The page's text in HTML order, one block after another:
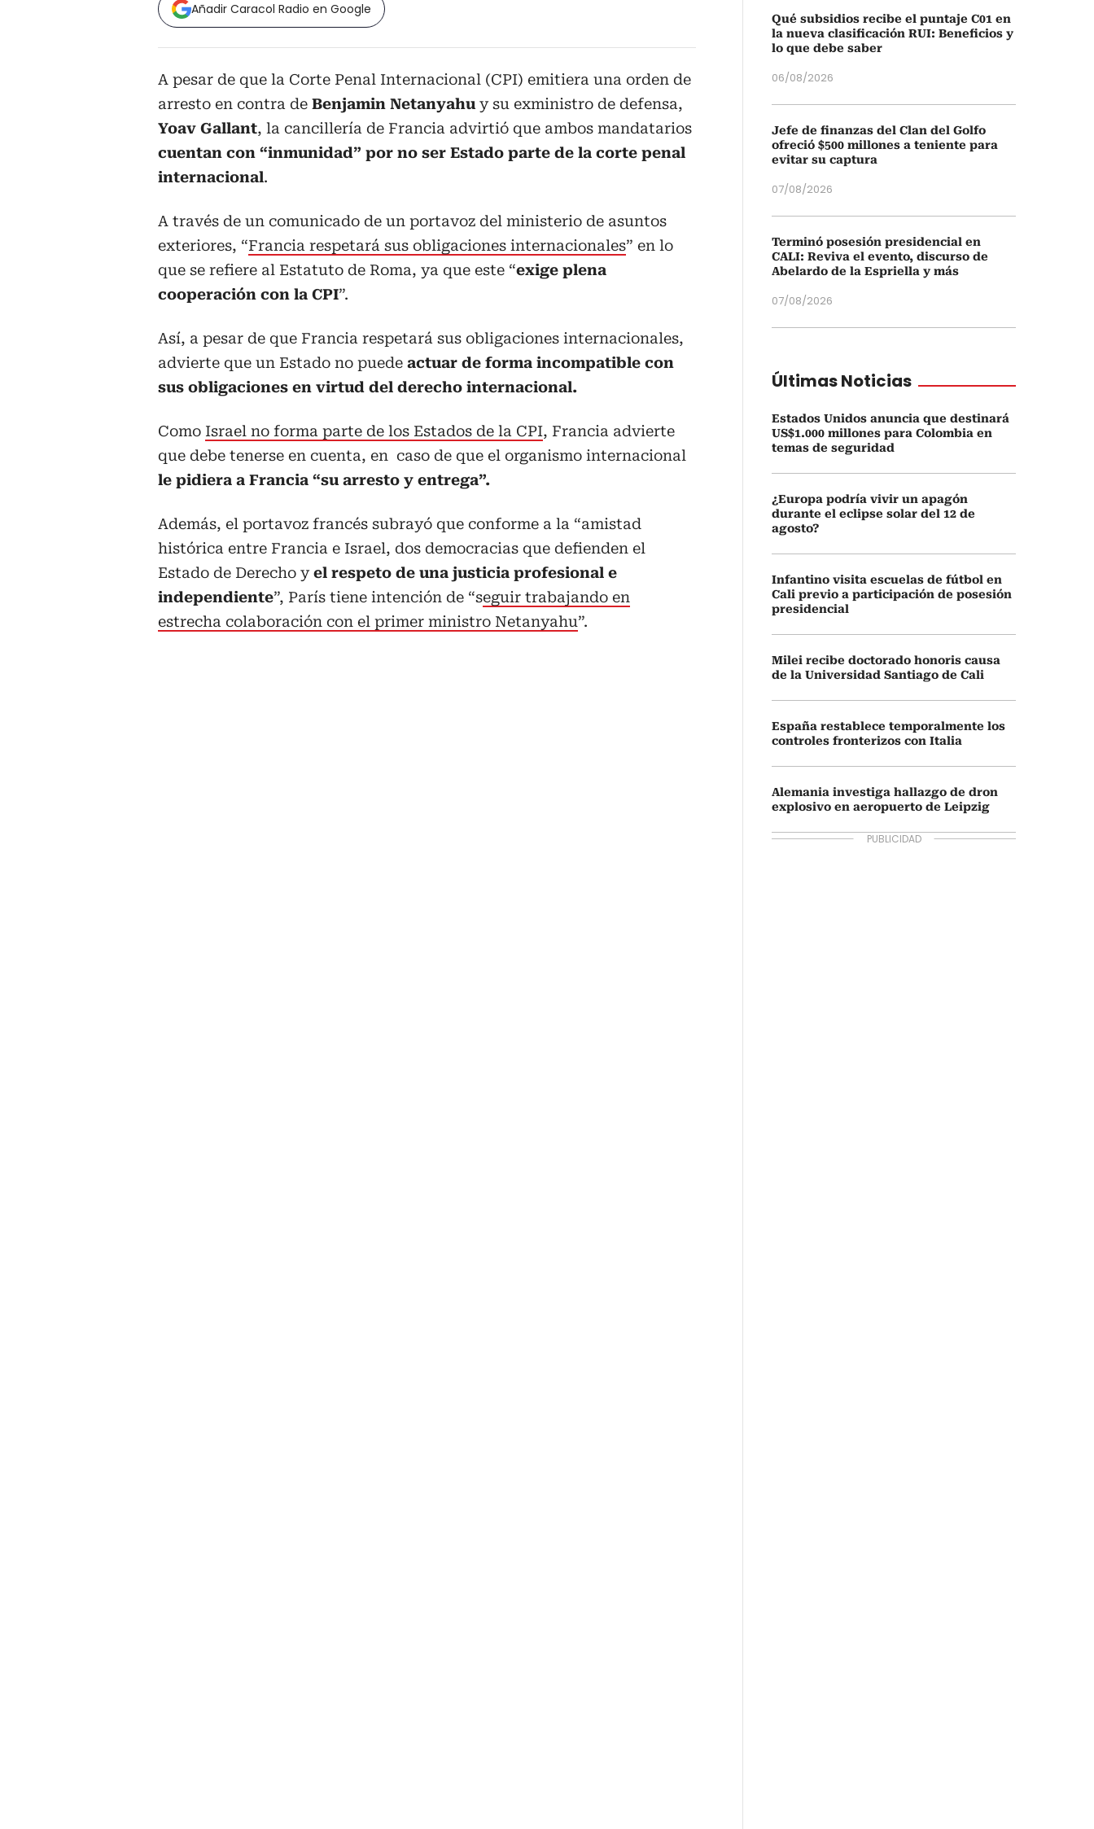
Añadir Caracol Radio en Google
A pesar de que la Corte Penal Internacional (CPI) emitiera una orden de
arresto en contra de Benjamin Netanyahu y su exministro de defensa,
Yoav Gallant, la cancillería de Francia advirtió que ambos mandatarios
cuentan con “inmunidad” por no ser Estado parte de la corte penal
internacional.
A través de un comunicado de un portavoz del ministerio de asuntos
exteriores, “Francia respetará sus obligaciones internacionales” en lo
que se refiere al Estatuto de Roma, ya que este “exige plena
cooperación con la CPI”.
Así, a pesar de que Francia respetará sus obligaciones internacionales,
advierte que un Estado no puede actuar de forma incompatible con
sus obligaciones en virtud del derecho internacional.
Como Israel no forma parte de los Estados de la CPI, Francia advierte
que debe tenerse en cuenta, en caso de que el organismo internacional
le pidiera a Francia “su arresto y entrega”.
Además, el portavoz francés subrayó que conforme a la “amistad
histórica entre Francia e Israel, dos democracias que defienden el
Estado de Derecho yel respeto de una justicia profesional e
independiente”, París tiene intención de “seguir trabajando en
estrecha colaboración con el primer ministro Netanyahu”.
Qué subsidios recibe el puntaje C01 en
la nueva clasificación RUI: Beneficios y
lo que debe saber
06/08/2026
Jefe de finanzas del Clan del Golfo
ofreció $500 millones a teniente para
evitar su captura
07/08/2026
Terminó posesión presidencial en
CALI: Reviva el evento, discurso de
Abelardo de la Espriella y más
07/08/2026
Últimas Noticias
Estados Unidos anuncia que destinará
US$1.000 millones para Colombia en
temas de seguridad
¿Europa podría vivir un apagón
durante el eclipse solar del 12 de
agosto?
Infantino visita escuelas de fútbol en
Cali previo a participación de posesión
presidencial
Milei recibe doctorado honoris causa
de la Universidad Santiago de Cali
España restablece temporalmente los
controles fronterizos con Italia
Alemania investiga hallazgo de dron
explosivo en aeropuerto de Leipzig